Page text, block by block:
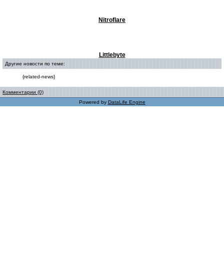
Nitroflare
Littlebyte
Другие новости по теме:
{related-news}
Комментарии (0)
Powered by DataLife Engine